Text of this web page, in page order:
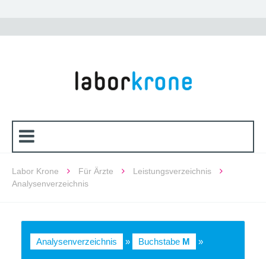
Labor Krone Für Ärzte
Leistungsverzeichnis
Analysenverzeichnis
Analysenverzeichnis » Buchstabe M »